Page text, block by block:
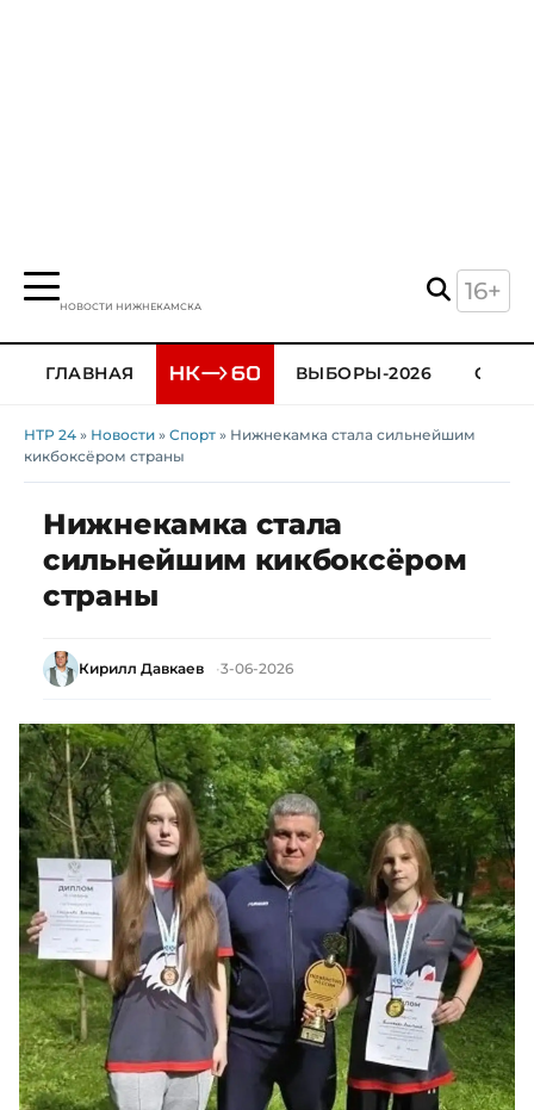
НОВОСТИ НИЖНЕКАМСКА
16+
ГЛАВНАЯ ВЫБОРЫ-2026
НТР 24 » Новости » Спорт » Нижнекамка стала сильнейшим
кикбоксёром страны
Нижнекамка стала
сильнейшим кикбоксёром
страны
Кирилл Давкаев 3-06-2026